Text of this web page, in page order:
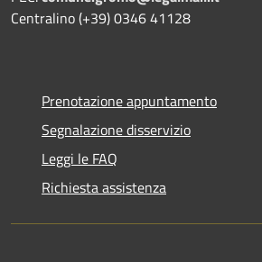
Centralino (+39) 0346 41128
Prenotazione appuntamento
Segnalazione disservizio
Leggi le FAQ
Richiesta assistenza